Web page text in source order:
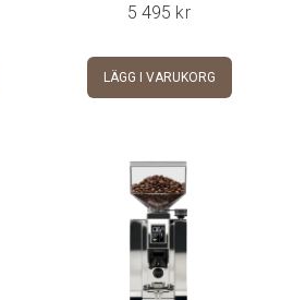
5 495 kr
LÄGG I VARUKORG